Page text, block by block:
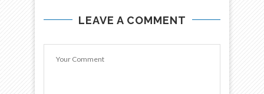
LEAVE A COMMENT